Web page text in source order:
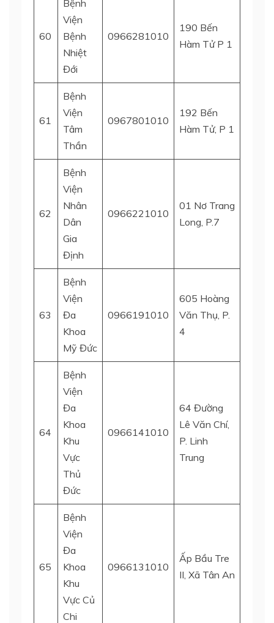
60
Bệnh
Viện
Bệnh
Nhiệt
Đới
0966281010
190 Bến
Hàm Tử P 1
61
Bệnh
Viện
Tâm
Thần
0967801010
192 Bến
Hàm Tử, P 1
62
Bệnh
Viện
Nhân
Dân
Gia
Định
0966221010
01 Nơ Trang
Long, P.7
63
Bệnh
Viện
Đa
Khoa
Mỹ Đức
0966191010
605 Hoàng
Văn Thụ, P.
4
64
Bệnh
Viện
Đa
Khoa
Khu
Vực
Thủ
Đức
0966141010
64 Đường
Lê Văn Chí,
P. Linh
Trung
65
Bệnh
Viện
Đa
Khoa
Khu
Vực Củ
Chi
0966131010
Ấp Bầu Tre
II, Xã Tân An